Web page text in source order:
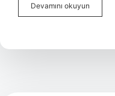
Devamını okuyun
kokuyu
?